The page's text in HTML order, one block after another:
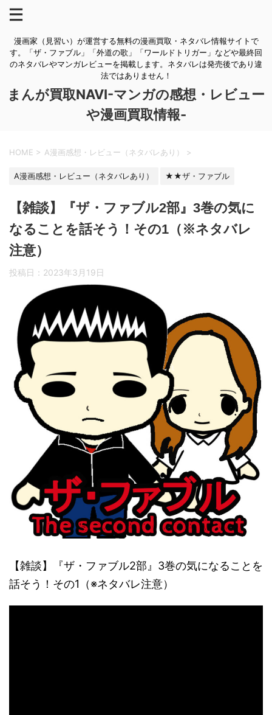
漫画家（見習い）が運営する無料の漫画買取・ネタバレ情報サイトで
す。「ザ・ファブル」「外道の歌」「ワールドトリガー」などや最終回
のネタバレやマンガレビューを掲載します。ネタバレは発売後であり違
法ではありません！
まんが買取NAVI-マンガの感想・レビュー
や漫画買取情報-
HOME > A漫画感想・レビュー（ネタバレあり） >
A漫画感想・レビュー（ネタバレあり） ★★ザ・ファブル
【雑談】『ザ・ファブル2部』3巻の気に
なることを話そう！その1（※ネタバレ
注意）
投稿日： 2023年3月19日
【雑談】『ザ・ファブル2部』3巻の気になることを
話そう！その1（※ネタバレ注意）